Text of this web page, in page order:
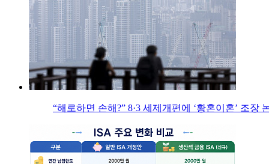
“해로하면 손해?” 8·3 세제개편에 ‘황혼이혼’ 조장